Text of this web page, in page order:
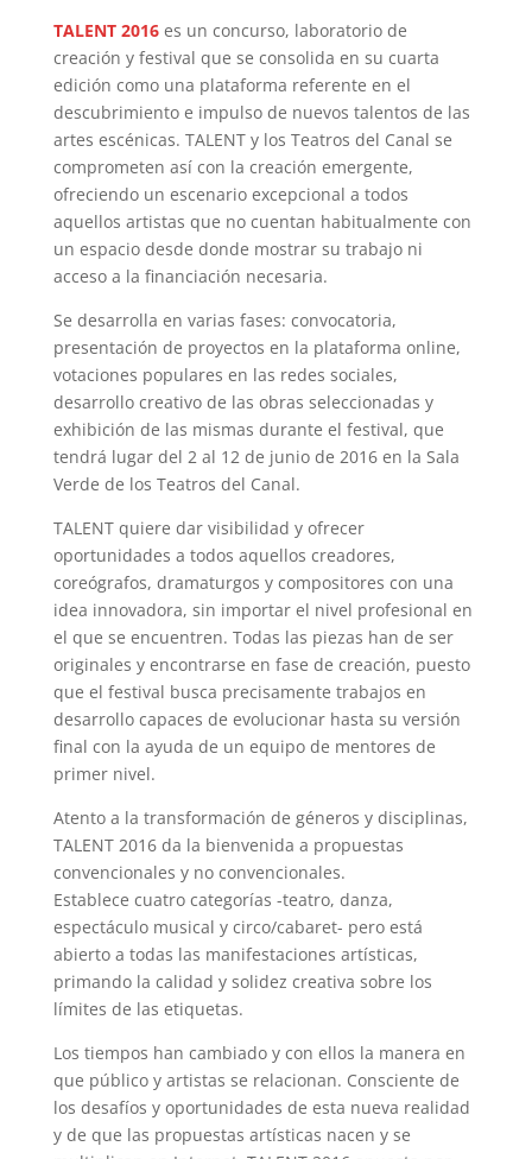
TALENT 2016es un concurso, laboratorio de
creación y festival que se consolida en su cuarta
edición como una plataforma referente en el
descubrimiento e impulso de nuevos talentos de las
artes escénicas. TALENT y los Teatros del Canal se
comprometen así con la creación emergente,
ofreciendo un escenario excepcional a todos
aquellos artistas que no cuentan habitualmente con
un espacio desde donde mostrar su trabajo ni
acceso a la financiación necesaria.
Se desarrolla en varias fases: convocatoria,
presentación de proyectos en la plataforma online,
votaciones populares en las redes sociales,
desarrollo creativo de las obras seleccionadas y
exhibición de las mismas durante el festival, que
tendrá lugar del 2 al 12 de junio de 2016 en la Sala
Verde de los Teatros del Canal.
TALENT quiere dar visibilidad y ofrecer
oportunidades a todos aquellos creadores,
coreógrafos, dramaturgos y compositores con una
idea innovadora, sin importar el nivel profesional en
el que se encuentren. Todas las piezas han de ser
originales y encontrarse en fase de creación, puesto
que el festival busca precisamente trabajos en
desarrollo capaces de evolucionar hasta su versión
final con la ayuda de un equipo de mentores de
primer nivel.
Atento a la transformación de géneros y disciplinas,
TALENT 2016 da la bienvenida a propuestas
convencionales y no convencionales.
Establece cuatro categorías -teatro, danza,
espectáculo musical y circo/cabaret- pero está
abierto a todas las manifestaciones artísticas,
primando la calidad y solidez creativa sobre los
límites de las etiquetas.
Los tiempos han cambiado y con ellos la manera en
que público y artistas se relacionan. Consciente de
los desafíos y oportunidades de esta nueva realidad
y de que las propuestas artísticas nacen y se